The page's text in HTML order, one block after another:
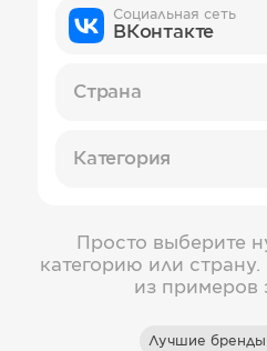
Социальная сеть
ВКонтакте
Страна
Категория
Просто выберите
категорию или
из примеров
Лучшие бренды